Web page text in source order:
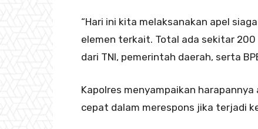
“Hari ini kita melaksanakan apel
elemen terkait. Total ada sekitar
dari TNI, pemerintah daerah, serta
Kapolres menyampaikan
cepat dalam merespons jika terjadi